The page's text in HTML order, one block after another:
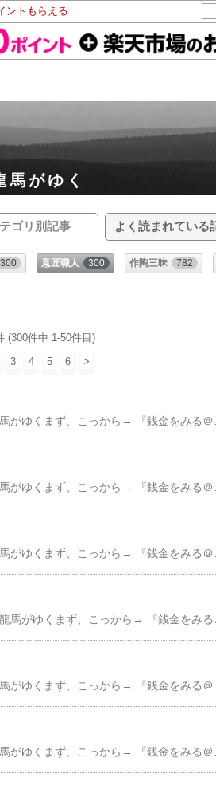
ントもらえる
馬がゆく
ゴリ別記事 よく読まれている
300 意匠職人 300 作陶三昧 782
(300件中 1-50件目)
3 4 5 6 >